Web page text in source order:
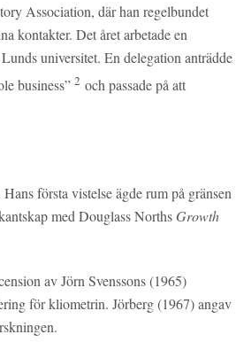
Association, där han regelbundet
kontakter. Det året arbetade en
universitet. En delegation anträdde
business” 2 och passade på att
första vistelse ägde rum på gränsen
med Douglass Norths Growth
av Jörn Svenssons (1965)
för kliometrin. Jörberg (1967) angav